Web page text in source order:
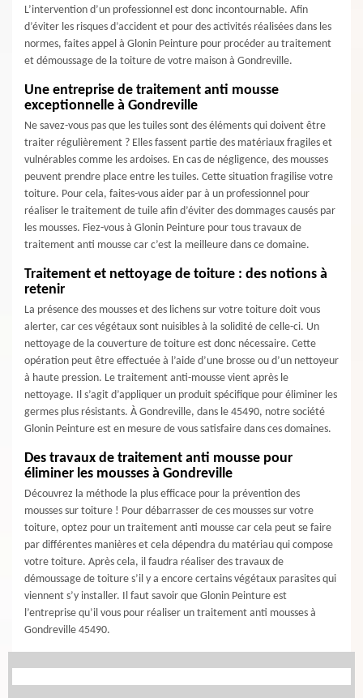
L’intervention d’un professionnel est donc incontournable. Afin
d’éviter les risques d’accident et pour des activités réalisées dans les
normes, faites appel à Glonin Peinture pour procéder au traitement
et démoussage de la toiture de votre maison à Gondreville.
Une entreprise de traitement anti mousse
exceptionnelle à Gondreville
Ne savez-vous pas que les tuiles sont des éléments qui doivent être
traiter régulièrement ? Elles fassent partie des matériaux fragiles et
vulnérables comme les ardoises. En cas de négligence, des mousses
peuvent prendre place entre les tuiles. Cette situation fragilise votre
toiture. Pour cela, faites-vous aider par à un professionnel pour
réaliser le traitement de tuile afin d’éviter des dommages causés par
les mousses. Fiez-vous à Glonin Peinture pour tous travaux de
traitement anti mousse car c’est la meilleure dans ce domaine.
Traitement et nettoyage de toiture : des notions à
retenir
La présence des mousses et des lichens sur votre toiture doit vous
alerter, car ces végétaux sont nuisibles à la solidité de celle-ci. Un
nettoyage de la couverture de toiture est donc nécessaire. Cette
opération peut être effectuée à l’aide d’une brosse ou d’un nettoyeur
à haute pression. Le traitement anti-mousse vient après le
nettoyage. Il s’agit d’appliquer un produit spécifique pour éliminer les
germes plus résistants. À Gondreville, dans le 45490, notre société
Glonin Peinture est en mesure de vous satisfaire dans ces domaines.
Des travaux de traitement anti mousse pour
éliminer les mousses à Gondreville
Découvrez la méthode la plus efficace pour la prévention des
mousses sur toiture ! Pour débarrasser de ces mousses sur votre
toiture, optez pour un traitement anti mousse car cela peut se faire
par différentes manières et cela dépendra du matériau qui compose
votre toiture. Après cela, il faudra réaliser des travaux de
démoussage de toiture s’il y a encore certains végétaux parasites qui
viennent s’y installer. Il faut savoir que Glonin Peinture est
l’entreprise qu’il vous pour réaliser un traitement anti mousses à
Gondreville 45490.